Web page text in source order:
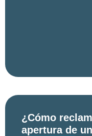
¿Cómo
apertura de